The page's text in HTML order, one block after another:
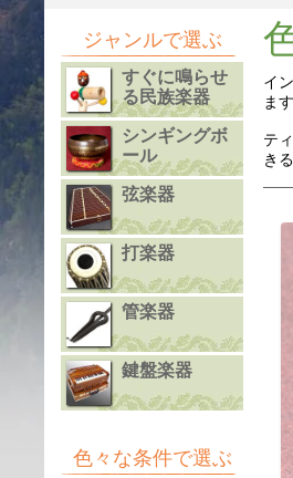
ジャンルで選ぶ
すぐに鳴らせ
る民族楽器
シンギングボ
ール
弦楽器
打楽器
管楽器
鍵盤楽器
色々な条件で選ぶ
イ
ます
テ
き